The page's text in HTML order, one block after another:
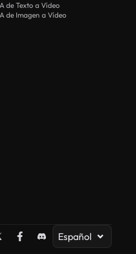
de Texto a Vídeo
de Imagen a Vídeo
Español